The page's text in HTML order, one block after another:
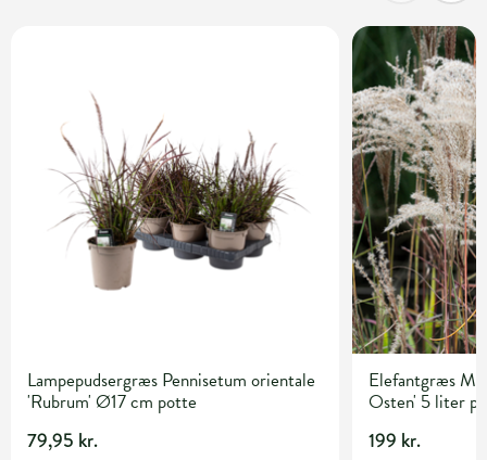
Lampepudsergræs Pennisetum orientale
'Rubrum' Ø17 cm potte
79,95 kr.
Elefantgræs
Osten' 5 liter
199 kr.